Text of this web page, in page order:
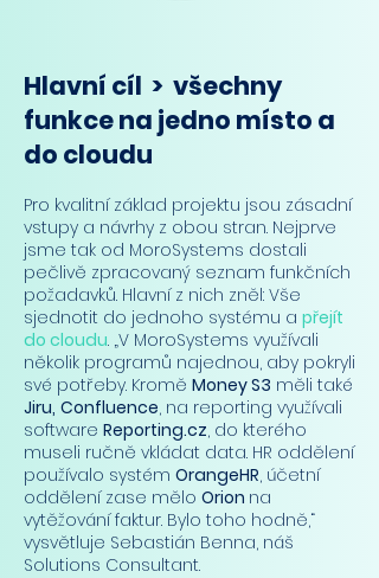
Hlavní cíl > všechny
funkce na jedno místo a
do cloudu
Pro kvalitní základ projektu jsou zásadní
vstupy a návrhy z obou stran. Nejprve
jsme tak od MoroSystems dostali
pečlivě zpracovaný seznam funkčních
požadavků. Hlavní z nich zněl: Vše
sjednotit do jednoho systému a přejít
do cloudu. „V MoroSystems využívali
několik programů najednou, aby pokryli
své potřeby. Kromě Money S3 měli také
Jiru, Confluence, na reporting využívali
software Reporting.cz, do kterého
museli ručně vkládat data. HR oddělení
používalo systém OrangeHR, účetní
oddělení zase mělo Orion na
vytěžování faktur. Bylo toho hodně,“
vysvětluje Sebastián Benna, náš
Solutions Consultant.